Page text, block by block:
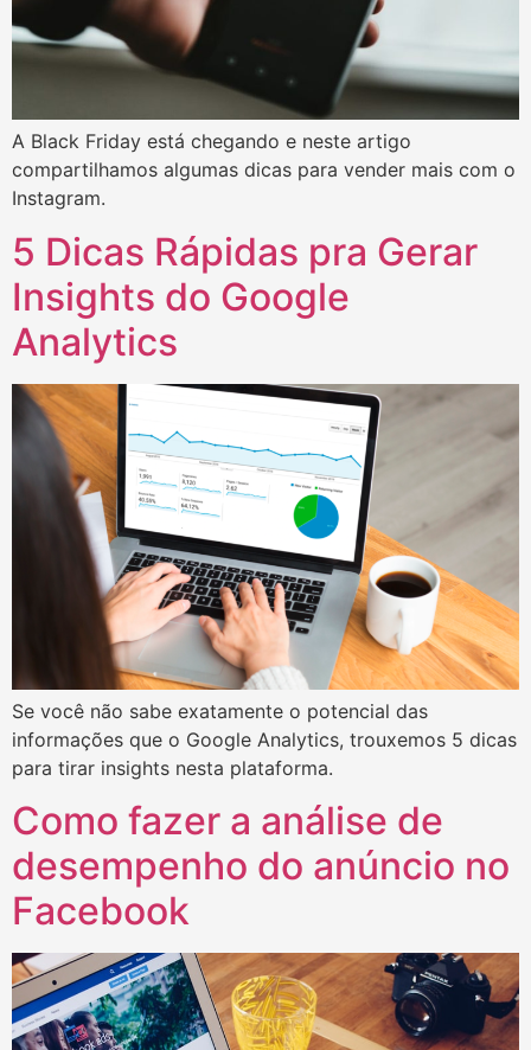
A Black Friday está chegando e neste artigo
compartilhamos algumas dicas para vender mais com o
Instagram.
5 Dicas Rápidas pra Gerar
Insights do Google
Analytics
Se você não sabe exatamente o potencial das
informações que o Google Analytics, trouxemos 5 dicas
para tirar insights nesta plataforma.
Como fazer a análise de
desempenho do anúncio no
Facebook